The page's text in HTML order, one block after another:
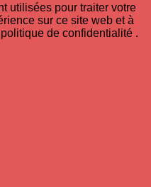
utilisées pour traiter votre
sur ce site web et à
de confidentialité .